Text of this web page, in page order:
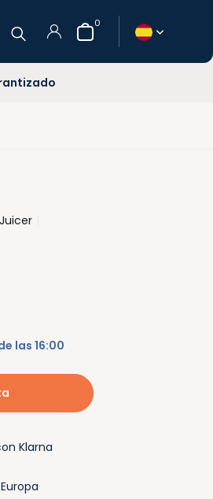
0
las 16:00
Klarna